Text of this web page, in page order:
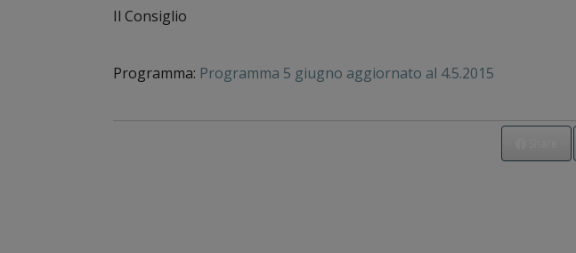
Il Consiglio
Programma: Programma 5 giugno aggiornato al 4.5.2015